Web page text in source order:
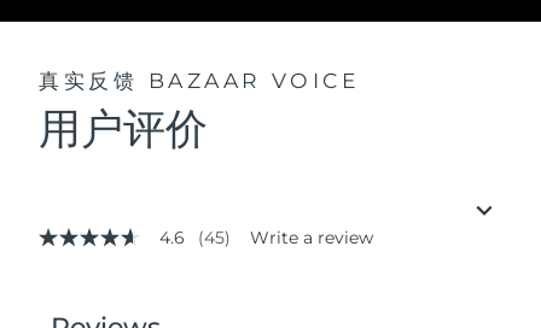
真实反馈 BAZAAR VOICE
用户评价
4.6
stars,
4.6 (45) Write a review